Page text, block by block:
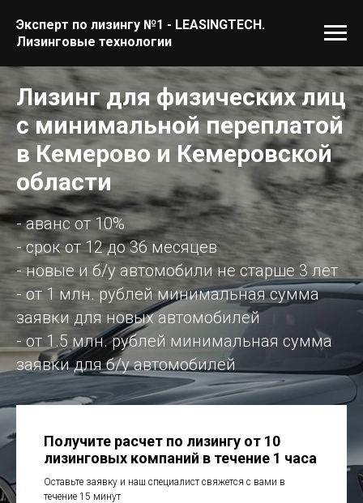
Эксперт по лизингу №1 - LEASINGTECH.
Лизинговые технологии
Лизинг для физических лиц
с минимальной переплатой
в Кемерово и Кемеровской
области
- аванс от 10%
- срок от 12 до 36 месяцев
- новые и б/у автомобили не старше 3 лет
- от 1 млн. рублей минимальная сумма
заявки для новых автомобилей
- от 1.5 млн. рублей минимальная сумма
заявки для б/у автомобилей
Получите расчет по лизингу от 10
лизинговых компаний в течение 1 часа
Оставьте заявку и наш специалист свяжется с вами в
течение 15 минут